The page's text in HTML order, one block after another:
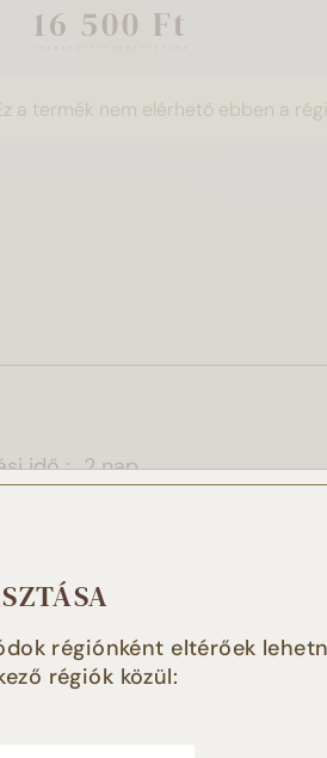
16 500 Ft
a termék nem elérhető ebben a
idő
2 nap
régiónként eltérőek
régiók közül:
a weboldalforgalmunk
támogatása érdekében.